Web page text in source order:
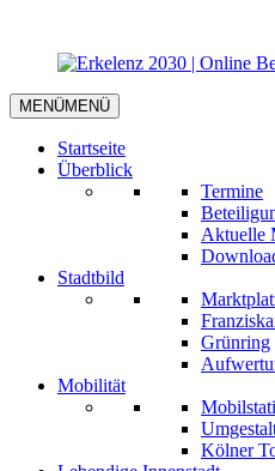
MENÜMENÜ
Startseite
Überblick
Termine
Aktuelle
Stadtbild
Grünring
Mobilität
Kölner